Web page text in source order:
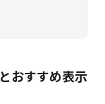
おすすめ表示